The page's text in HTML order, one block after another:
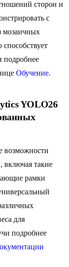
сторон и
с
мозаичных
подробнее
Обучение.
YOLO26
возможности
включая такие
рамки
для
подробнее